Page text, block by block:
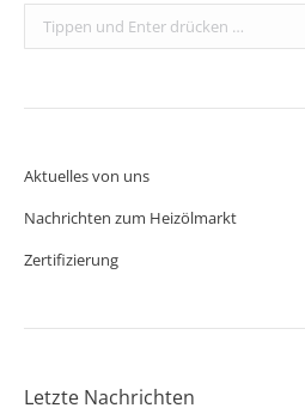
Search:
Aktuelles von uns
Nachrichten zum Heizölmarkt
Zertifizierung
Letzte Nachrichten